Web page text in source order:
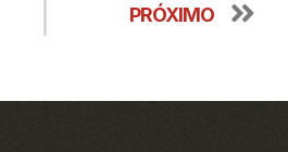
PRÓXIMO